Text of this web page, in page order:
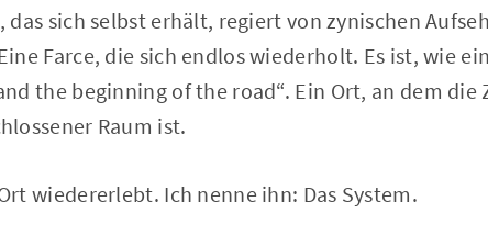
das sich selbst erhält, regiert von zynischen
Farce, die sich endlos wiederholt. Es ist, wie
the beginning of the road“. Ein Ort, an dem
Raum ist.
wiedererlebt. Ich nenne ihn: Das System.